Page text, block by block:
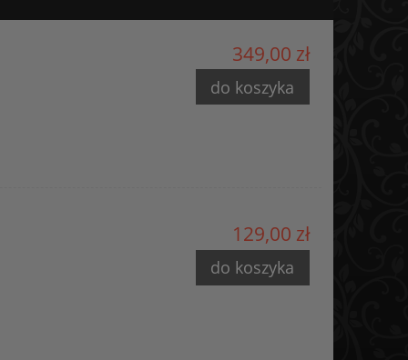
349,00 zł
do koszyka
129,00 zł
do koszyka